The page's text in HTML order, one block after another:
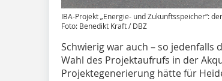
IBA-Projekt „Energie- und Zukunftsspeicher“:
Foto: Benedikt Kraft / DBZ
Schwierig war auch – so jedenfalls
Wahl des Projektaufrufs in der
Projektegenerierung hätte für